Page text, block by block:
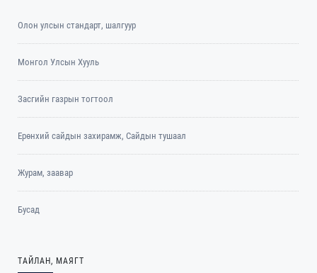
Олон улсын стандарт, шалгуур
Монгол Улсын Хууль
Засгийн газрын тогтоол
Ерөнхий сайдын захирамж, Сайдын тушаал
Журам, заавар
Бусад
ТАЙЛАН, МАЯГТ